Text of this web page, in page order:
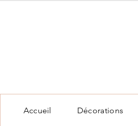
Accueil Décorations